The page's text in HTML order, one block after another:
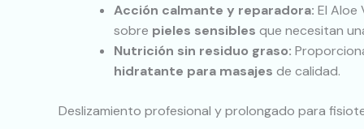
Acción calmante y reparadora: El Aloe
sobre pieles sensibles que necesitan
Nutrición sin residuo graso:
hidratante para masajes de calidad.
Deslizamiento profesional y prolongado para